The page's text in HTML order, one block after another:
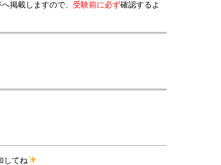
掲載しますので、 受験前に必ず確認するよ
してね